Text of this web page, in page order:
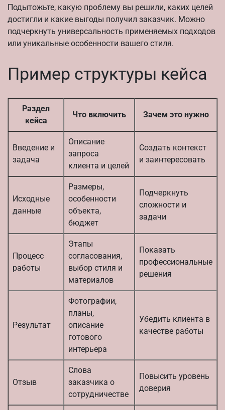
Подытожьте, какую проблему вы решили, каких целей
достигли и какие выгоды получил заказчик. Можно
подчеркнуть универсальность применяемых подходов
или уникальные особенности вашего стиля.
Пример структуры кейса
Раздел
кейса
Что включить Зачем это нужно
Введение и
задача
Описание
запроса
клиента и целей
Создать контекст
и заинтересовать
Исходные
данные
Размеры,
особенности
объекта,
бюджет
Подчеркнуть
сложности и
задачи
Процесс
работы
Этапы
согласования,
выбор стиля и
материалов
Показать
профессиональные
решения
Результат
Фотографии,
планы,
описание
готового
интерьера
Убедить клиента в
качестве работы
Отзыв
Слова
заказчика о
сотрудничестве
Повысить уровень
доверия